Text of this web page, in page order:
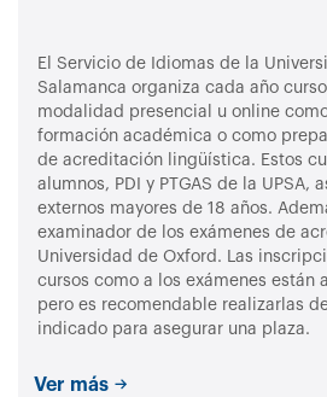
El Servicio de Idiomas de la
Salamanca organiza cada año
modalidad presencial u online
formación académica o como
de acreditación lingüística. Estos
alumnos, PDI y PTGAS de la UPSA,
externos mayores de 18 años.
examinador de los exámenes de
Universidad de Oxford. Las
cursos como a los exámenes están
pero es recomendable realizarlas
indicado para asegurar una plaza.
Ver más